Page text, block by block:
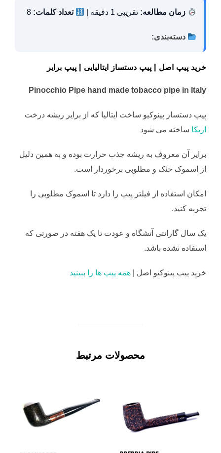
زمان مطالعه: تقریبی 1 دقیقه | تعداد کلمات: 8
دسته‌بندی:
خرید پیپ اصل | پیپ دستساز ایتالیایی | پیپ برایر
Pinocchio Pipe hand made tobacco pipe in Italy
پیپ دستساز پینوکیو ساخت ایتالیا که از برایر ریشه درخت
اریکا ساخته می شود
برایر آن معروف به ریشه جذب حرارت بوده و به همین دلیل
از اسموک خنک و مطلوبی برخوردار است.
امکان استفاده از فیلتر پیپ را دارد تا اسموک مطلوبی را
تجربه کنید.
یک سال گارانتی آتشگاه و عودت تا یک هفته در صورتی که
استفاده نشده باشد.
خرید پیپ پینوکیو اصل | همه پیپ ها را ببینید
محصولات مرتبط